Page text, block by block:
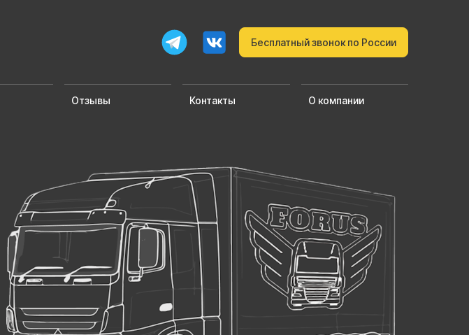
Бесплатный звонок по России
Отзывы Контакты О компании